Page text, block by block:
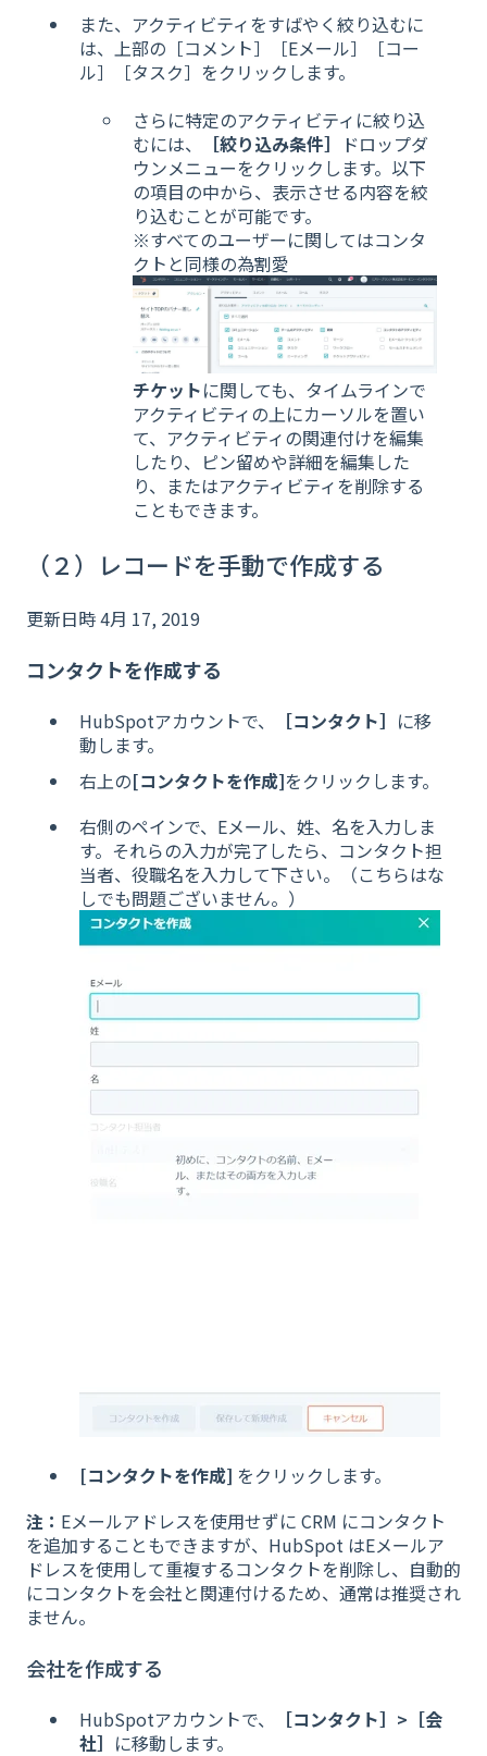
また、アクティビティをすばやく絞り込むに
は、上部の［コメント］［Eメール］［コー
ル］［タスク］をクリックします。
さらに特定のアクティビティに絞り込
むには、
［絞り込み条件］
ドロップダ
ウンメニューをクリックします。以下
の項目の中から、表示させる内容を絞
り込むことが可能です。
※すべてのユーザーに関してはコンタ
クトと同様の為割愛
チケットに関しても、タイムラインで
アクティビティの上にカーソルを置い
て、アクティビティの関連付けを編集
したり、ピン留めや詳細を編集した
り、またはアクティビティを削除する
こともできます。
（２）レコードを手動で作成する
更新日時 4月 17, 2019
コンタクトを作成する
HubSpotアカウントで、 ［コンタクト］ に移
動します。
右上の[コンタクトを作成]をクリックします。
右側のペインで、Eメール、姓、名を入力しま
す。それらの入力が完了したら、コンタクト担
当者、役職名を入力して下さい。（こちらはな
しでも問題ございません。）
[コンタクトを作成] をクリックします。
注： Eメールアドレスを使用せずに CRM にコンタクト
を追加することもできますが、HubSpot はEメールア
ドレスを使用して重複するコンタクトを削除し、自動的
にコンタクトを会社と関連付けるため、通常は推奨され
ません。
会社を作成する
HubSpotアカウントで、
［コンタクト］>［会
社］ に移動します。